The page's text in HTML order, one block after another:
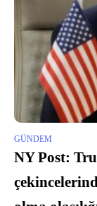
GÜNDEM
NY Post: